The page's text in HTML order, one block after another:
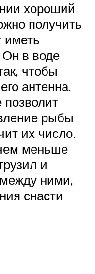
хороший
получить
иметь
в воде
чтобы
антенна.
позволит
рыбы
их число.
меньше
и
ними,
снасти